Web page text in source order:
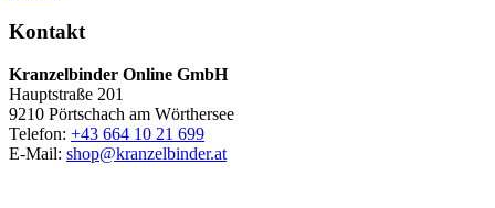
Kontakt
Kranzelbinder Online GmbH
Hauptstraße 201
9210 Pörtschach am Wörthersee
Telefon: +43 664 10 21 699
E-Mail: shop@kranzelbinder.at